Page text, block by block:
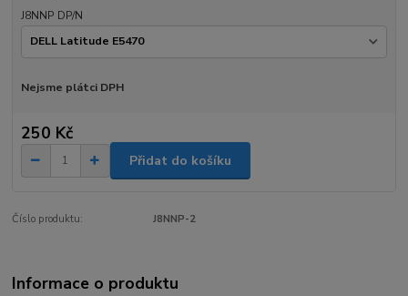
J8NNP DP/N
Nejsme plátci DPH
250 Kč
Přidat do košíku
Číslo produktu: J8NNP-2
Informace o produktu